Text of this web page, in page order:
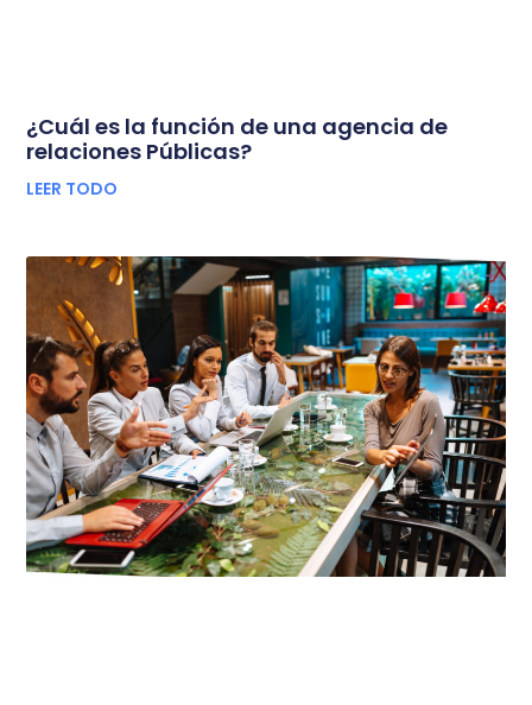
¿Cuál es la función de una agencia de
relaciones Públicas?
LEER TODO